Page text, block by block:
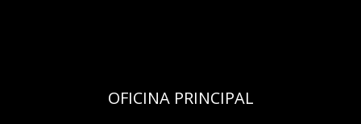
OFICINA PRINCIPAL